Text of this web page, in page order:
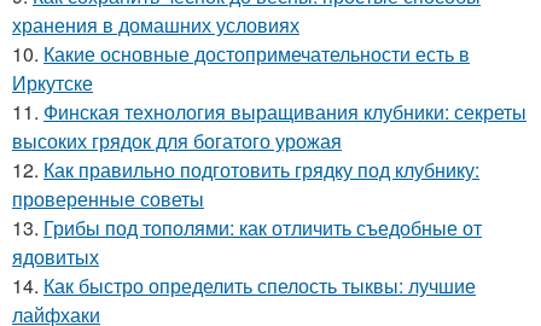
хранения в домашних условиях
10. Какие основные достопримечательности есть в
Иркутске
11. Финская технология выращивания клубники: секреты
высоких грядок для богатого урожая
12. Как правильно подготовить грядку под клубнику:
проверенные советы
13. Грибы под тополями: как отличить съедобные от
ядовитых
14. Как быстро определить спелость тыквы: лучшие
лайфхаки